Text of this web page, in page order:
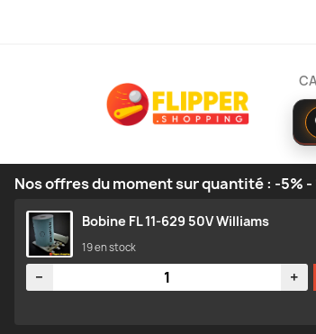
le
Nos offres du moment sur quantité : -5% -
Bobine FL 11-629 50V Williams
19 en stock
Quantité
− +